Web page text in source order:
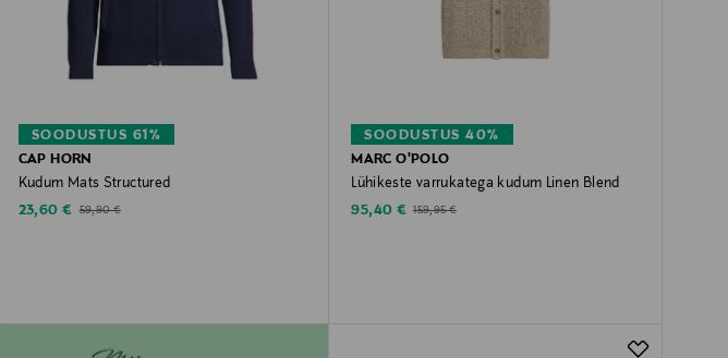
SOODUSTUS 61%
CAP HORN
Kudum Mats Structured
Discounted Price
23,60 € Original Price
59,90 €
SOODUSTUS 40%
MARC O'POLO
Lühikeste varrukatega kudum Linen Blend
Discounted Price
95,40 € Original Price
159,95 €